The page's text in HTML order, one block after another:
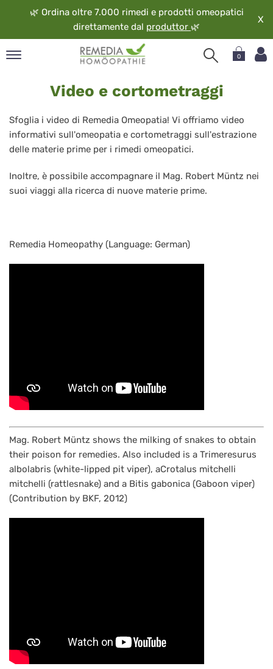
🌿 Ordina oltre 7.000 rimedi e prodotti omeopatici
direttamente dal produttor 🌿
X
0
cortometraggi
Video e cortometraggi
Sfoglia i video di Remedia Omeopatia! Vi offriamo video
informativi sull'omeopatia e cortometraggi sull'estrazione
delle materie prime per i rimedi omeopatici.
Inoltre, è possibile accompagnare il Mag. Robert Müntz nei
suoi viaggi alla ricerca di nuove materie prime.
Remedia Homeopathy (Language: German)
Mag. Robert Müntz shows the milking of snakes to obtain
their poison for remedies. Also included is a Trimeresurus
albolabris (white-lipped pit viper), aCrotalus mitchelli
mitchelli (rattlesnake) and a Bitis gabonica (Gaboon viper)
(Contribution by BKF, 2012)